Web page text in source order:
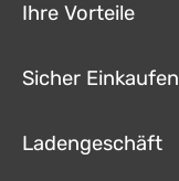
Ihre Vorteile
Sicher Einkaufen
Ladengeschäft